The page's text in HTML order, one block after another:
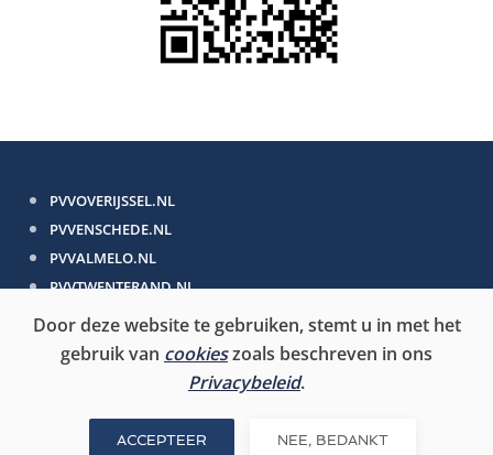
PVVOVERIJSSEL.NL
PVVENSCHEDE.NL
PVVALMELO.NL
PVVTWENTERAND.NL
PVV.NL
Door deze website te gebruiken, stemt u in met het
gebruik van cookieszoals beschreven in ons
Privacybeleid.
ACCEPTEER NEE, BEDANKT